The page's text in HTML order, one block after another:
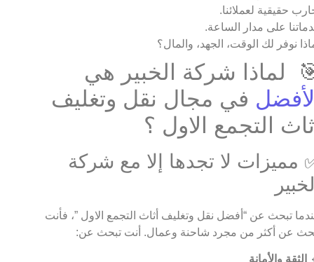
حقيقية لعملائنا.
على مدار الساعة.
نوفر لك الوقت، الجهد، والمال؟
لماذا شركة الخبير هي
في مجال نقل وتغليف
التجمع الاول ؟
مميزات لا تجدها إلا مع شركة
تبحث عن “أفضل نقل وتغليف أثاث التجمع الاول ”، فأنت
عن أكثر من مجرد شاحنة وعمال. أنت تبحث عن:
الثقة والأمانة